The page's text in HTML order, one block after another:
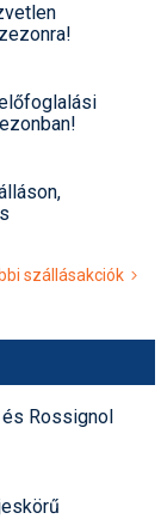
szállásakciók
és Rossignol